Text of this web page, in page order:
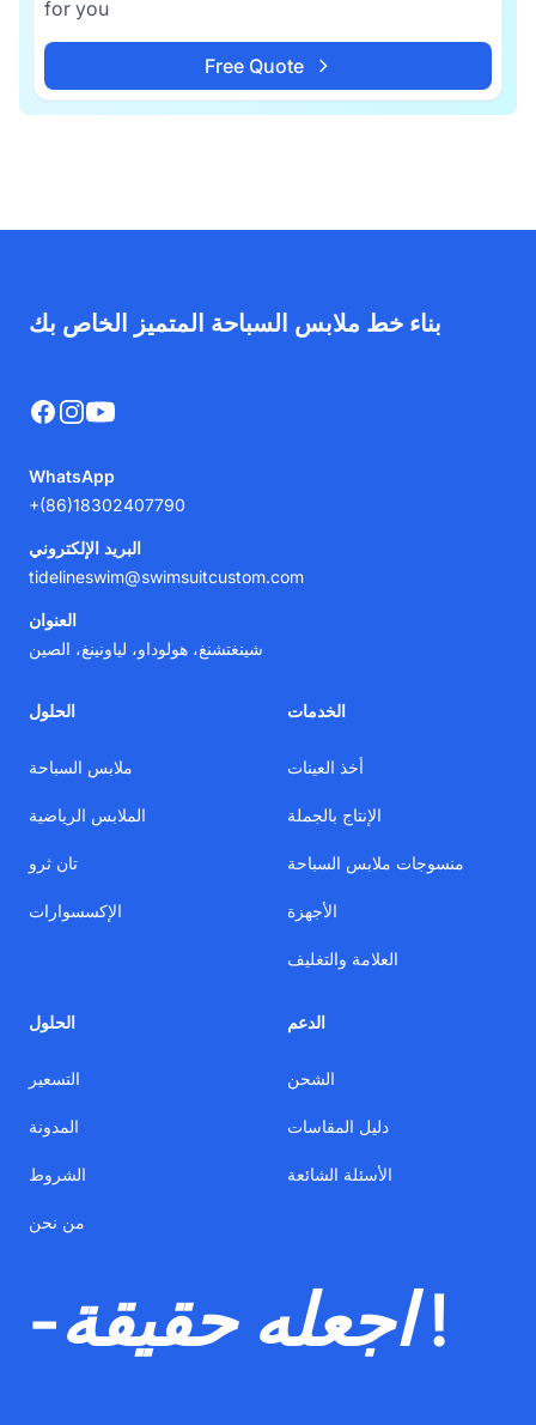
for you
Free Quote
بناء خط ملابس السباحة المتميز الخاص بك
Facebook
Instagram
YouTube
WhatsApp
+(86)18302407790
البريد الإلكتروني
tidelineswim@swimsuitcustom.com
العنوان
شينغتشنغ، هولوداو، لياونينغ، الصين
الحلول
ملابس السباحة
الملابس الرياضية
تان ثرو
الإكسسوارات
الخدمات
أخذ العينات
الإنتاج بالجملة
منسوجات ملابس السباحة
الأجهزة
العلامة والتغليف
الحلول
التسعير
المدونة
الشروط
من نحن
الدعم
الشحن
دليل المقاسات
الأسئلة الشائعة
-اجعله حقيقة !